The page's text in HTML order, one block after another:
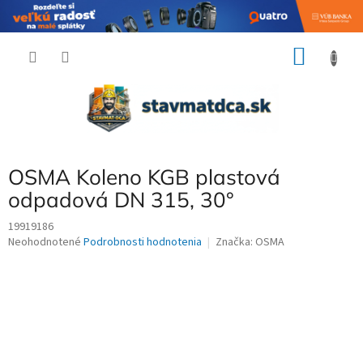
OSMA Koleno KGB plastová
odpadová DN 315, 30°
19919186
Priemerné
Neohodnotené Podrobnosti hodnotenia Značka: OSMA